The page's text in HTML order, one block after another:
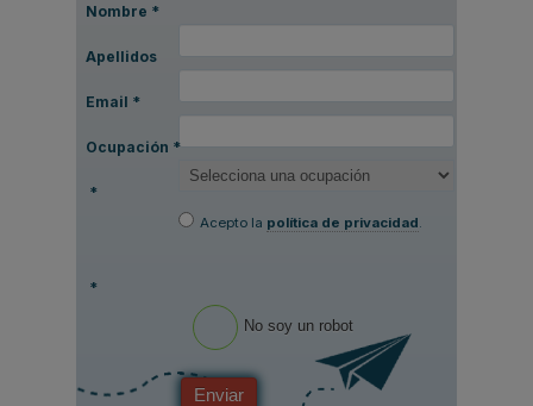
Nombre *
Apellidos
Email *
Ocupación *
*
Acepto la política de privacidad
*
No soy un robot
Enviar